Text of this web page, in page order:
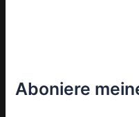
Aboniere